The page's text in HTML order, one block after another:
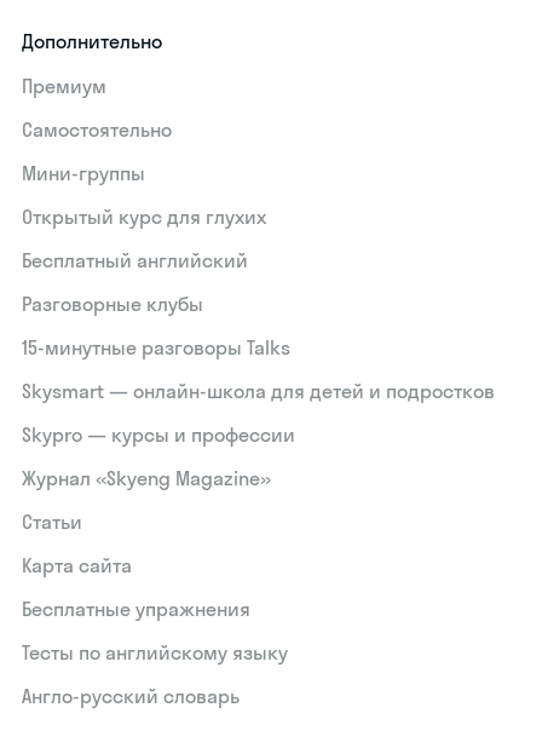
Дополнительно
Премиум
Самостоятельно
Мини-группы
Открытый курс для глухих
Бесплатный английский
Разговорные клубы
15‑минутные разговоры Talks
Skysmart — онлайн-школа для детей и подростков
Skypro — курсы и профессии
Журнал «Skyeng Magazine»
Статьи
Карта сайта
Бесплатные упражнения
Тесты по английскому языку
Англо-русский словарь